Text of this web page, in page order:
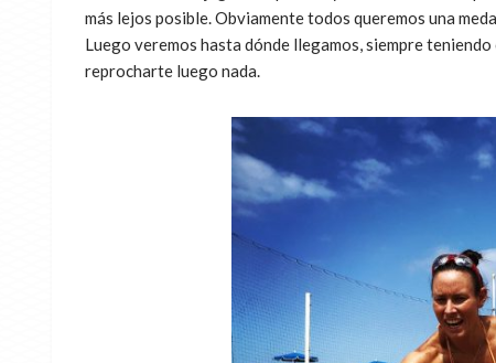
más lejos posible. Obviamente todos queremos una
Luego veremos hasta dónde llegamos, siempre
reprocharte luego nada.